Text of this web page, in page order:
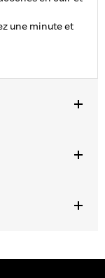
une minute et